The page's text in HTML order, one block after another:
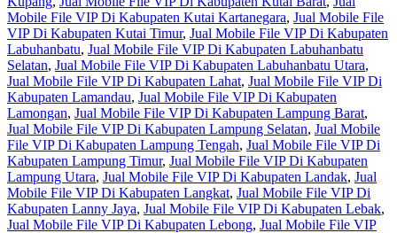
Mobile File VIP Di Kabupaten Kutai Kartanegara, Jual Mobile File
VIP Di Kabupaten Kutai Timur, Jual Mobile File VIP Di Kabupaten
Labuhanbatu, Jual Mobile File VIP Di Kabupaten Labuhanbatu
Selatan, Jual Mobile File VIP Di Kabupaten Labuhanbatu Utara,
Jual Mobile File VIP Di Kabupaten Lahat, Jual Mobile File VIP Di
Kabupaten Lamandau, Jual Mobile File VIP Di Kabupaten
Lamongan, Jual Mobile File VIP Di Kabupaten Lampung Barat,
Jual Mobile File VIP Di Kabupaten Lampung Selatan, Jual Mobile
File VIP Di Kabupaten Lampung Tengah, Jual Mobile File VIP Di
Kabupaten Lampung Timur, Jual Mobile File VIP Di Kabupaten
Lampung Utara, Jual Mobile File VIP Di Kabupaten Landak, Jual
Mobile File VIP Di Kabupaten Langkat, Jual Mobile File VIP Di
Kabupaten Lanny Jaya, Jual Mobile File VIP Di Kabupaten Lebak,
Jual Mobile File VIP Di Kabupaten Lebong, Jual Mobile File VIP